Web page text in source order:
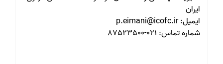
ایران
ایمیل: p.eimani@icofc.ir
شماره تماس: 021-87523500